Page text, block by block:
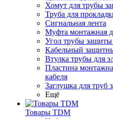
Хомут для трубы
Труба для
Сигнальная лента
Муфта монтажная
Угол трубы защиты
Кабельный
Втулка трубы для
Пластина
кабеля
Заглушка для труб
Ещё
Товары TDM